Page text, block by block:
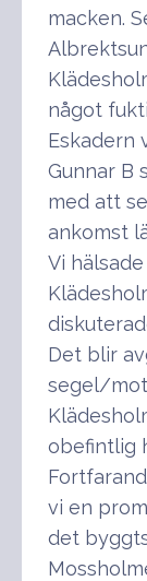
macken.
något
Eskadern
Gunnar B
med att
ankomst
Vi
Det blir
segel/
obefintlig
vi en
det